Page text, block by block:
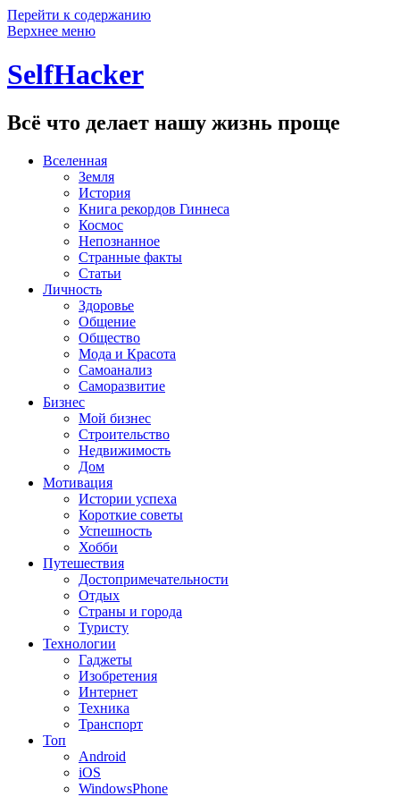
Перейти к содержанию
Верхнее меню
SelfHacker
Всё что делает нашу жизнь проще
Вселенная
Земля
История
Книга рекордов Гиннеса
Космос
Непознанное
Странные факты
Статьи
Личность
Здоровье
Общение
Общество
Мода и Красота
Самоанализ
Саморазвитие
Бизнес
Мой бизнес
Строительство
Недвижимость
Дом
Мотивация
Истории успеха
Короткие советы
Успешность
Хобби
Путешествия
Достопримечательности
Отдых
Страны и города
Туристу
Технологии
Гаджеты
Изобретения
Интернет
Техника
Транспорт
Топ
Android
iOS
WindowsPhone